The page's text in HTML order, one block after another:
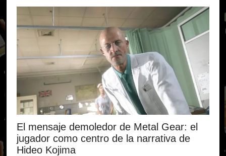
El mensaje demoledor de Metal Gear: el
jugador como centro de la narrativa de
Hideo Kojima